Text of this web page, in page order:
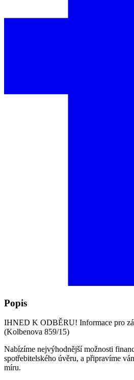
Popis
IHNED K ODBĚRU! Informace pro
(Kolbenova 859/15)
Nabízíme nejvýhodnější možnosti
spotřebitelského úvěru, a připravíme
míru.